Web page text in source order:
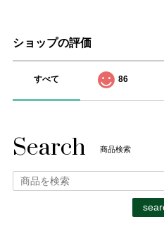
ショップの評価
すべて 86
Search 商品検索